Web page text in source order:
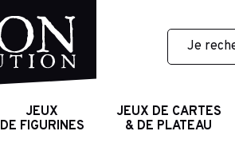
JEUX
DE FIGURINES
JEUX DE CARTES
& DE PLATEAU